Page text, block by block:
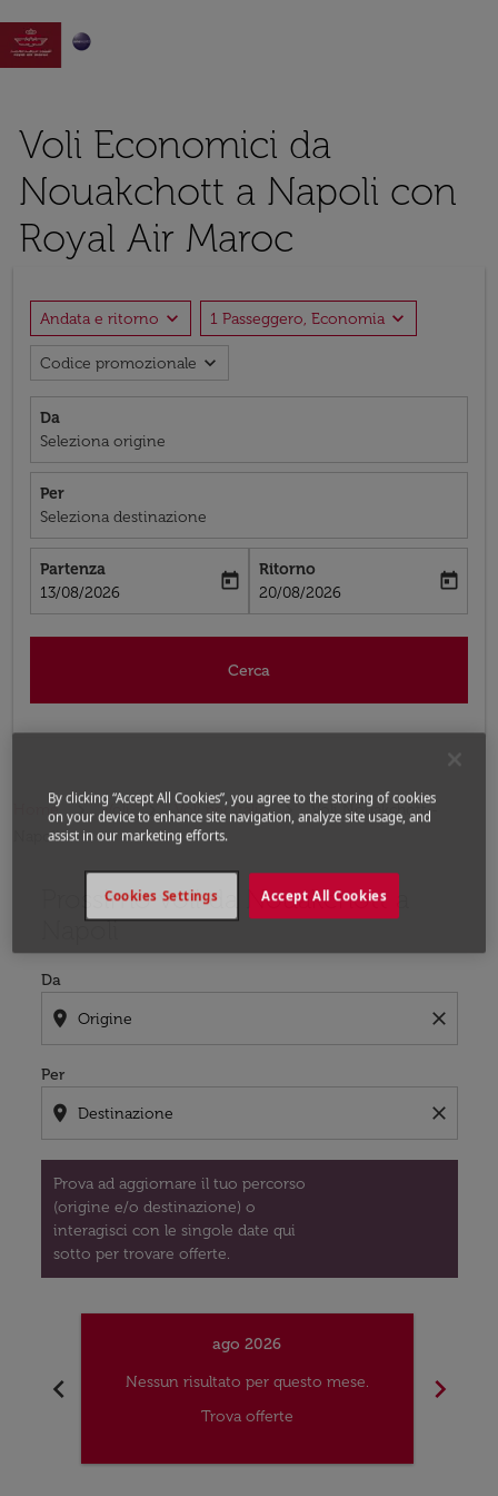

Voli Economici da
Nouakchott a Napoli con
Royal Air Maroc
Andata e ritorno expand_more 1 Passeggero, Economia expand_more
Codice promozionale expand_more
Da
Seleziona origine
Per
Seleziona destinazione
Partenza
fc-booking-departure-date-aria-label
13/08/2026
today
Ritorno
fc-booking-return-date-aria-label
20/08/2026
today
Cerca
Home Voli Voli per Italia
Voli Nouakchott -
Napoli
Prossimo voli da Nouakchott a
Napoli
Da
location_on close
Per
location_on close
Prova ad aggiornare il tuo percorso
(origine e/o destinazione) o
interagisci con le singole date qui
sotto per trovare offerte.
Prova ad aggiornare il tuo percorso (origine e/o
chevron_left
ago 2026
Nessun risultato per questo mese.
Trova offerte
chevron_right
By clicking “Accept All Cookies”, you agree to the storing of cookies
on your device to enhance site navigation, analyze site usage, and
assist in our marketing efforts.
Accept All Cookies
Cookies Settings